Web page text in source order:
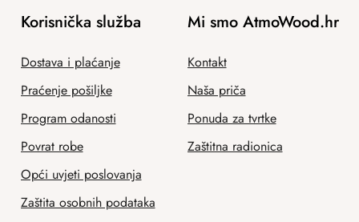
Korisnička služba
Dostava i plaćanje
Praćenje pošiljke
Program odanosti
Povrat robe
Opći uvjeti poslovanja
Zaštita osobnih podataka
Mi smo AtmoWood.hr
Kontakt
Naša priča
Ponuda za tvrtke
Zaštitna radionica